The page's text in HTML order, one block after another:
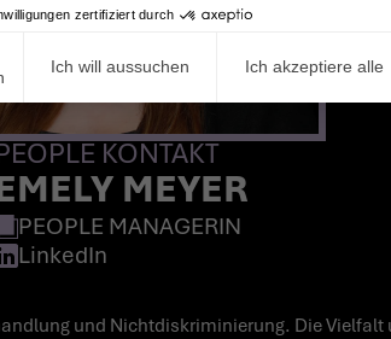
KONTAKT
MEYER
PEOPLE MANAGERIN
LinkedIn
und Nichtdiskriminierung. Die
zertifiziert durch
Ich will aussuchen Ich akzeptiere alle